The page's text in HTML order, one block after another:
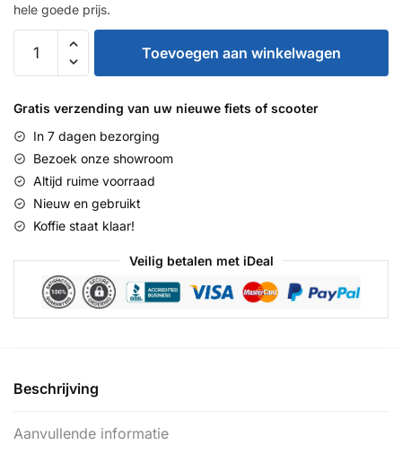
hele goede prijs.
Dutch
Basic+
aantal
Toevoegen aan winkelwagen
Gratis verzending van uw nieuwe fiets of scooter
In 7 dagen bezorging
Bezoek onze showroom
Altijd ruime voorraad
Nieuw en gebruikt
Koffie staat klaar!
Veilig betalen met iDeal
Beschrijving
Aanvullende informatie